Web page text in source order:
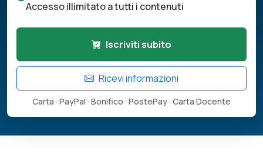
Accesso illimitato a tutti i contenuti
Iscriviti subito
Ricevi informazioni
Carta · PayPal · Bonifico · PostePay · Carta Docente